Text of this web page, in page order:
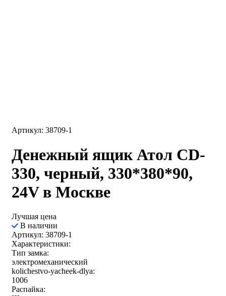
Артикул: 38709-1
Денежный ящик Атол CD-
330, черный, 330*380*90,
24V в Москве
Лучшая цена
В наличии
Артикул: 38709-1
Характеристики:
Тип замка:
электромеханический
kolichestvo-yacheek-dlya:
1006
Распайка: